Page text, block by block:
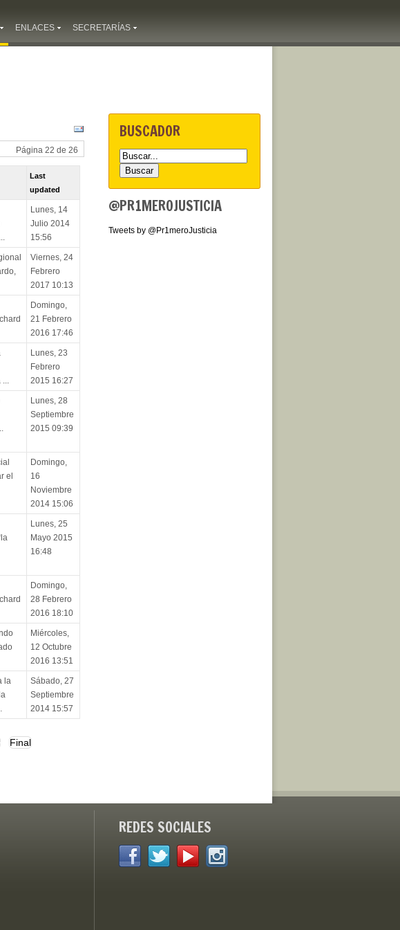
ENLACES SECRETARÍAS
Página 22 de 26
Last
updated
Lunes, 14
Julio 2014
15:56
Viernes, 24
Febrero
2017 10:13
Domingo,
21 Febrero
2016 17:46
...
Lunes, 23
Febrero
2015 16:27
Lunes, 28
Septiembre
2015 09:39
el
Domingo,
16
Noviembre
2014 15:06
Lunes, 25
Mayo 2015
16:48
Domingo,
28 Febrero
2016 18:10
Miércoles,
12 Octubre
2016 13:51
la
Sábado, 27
Septiembre
2014 15:57
Final
BUSCADOR
@PR1MEROJUSTICIA
Tweets by @Pr1meroJusticia
REDES SOCIALES